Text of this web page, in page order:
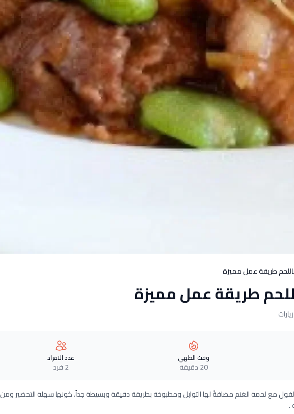
طريقة عمل مميزة
طريقة عمل مميزة
وقت الطهي
20 دقيقة
عدد الافراد
2 فرد
مع لحمة الغنم مضافةً لها التوابل ومطبوخة بطريقة دقيقة وبسيطة جداً. كونها سهلة التحضير ومن
.